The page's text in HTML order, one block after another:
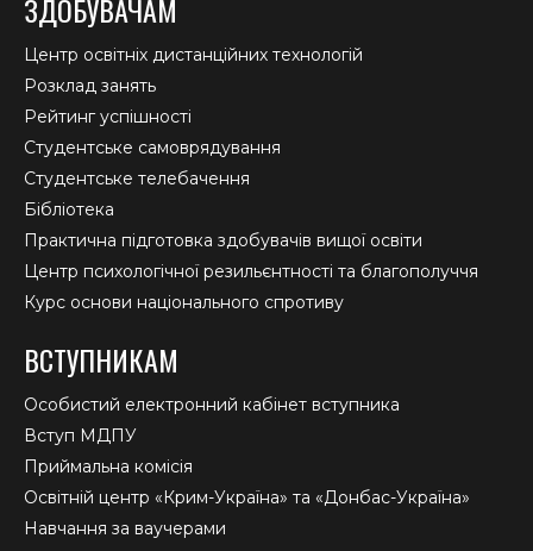
ЗДОБУВАЧАМ
Центр освітніх дистанційних технологій
Розклад занять
Рейтинг успішності
Студентське самоврядування
Студентське телебачення
Бібліотека
Практична підготовка здобувачів вищої освіти
Центр психологічної резильєнтності та благополуччя
Курс основи національного спротиву
ВСТУПНИКАМ
Особистий електронний кабінет вступника
Вступ МДПУ
Приймальна комісія
Освітній центр «Крим-Україна» та «Донбас-Україна»
Навчання за ваучерами